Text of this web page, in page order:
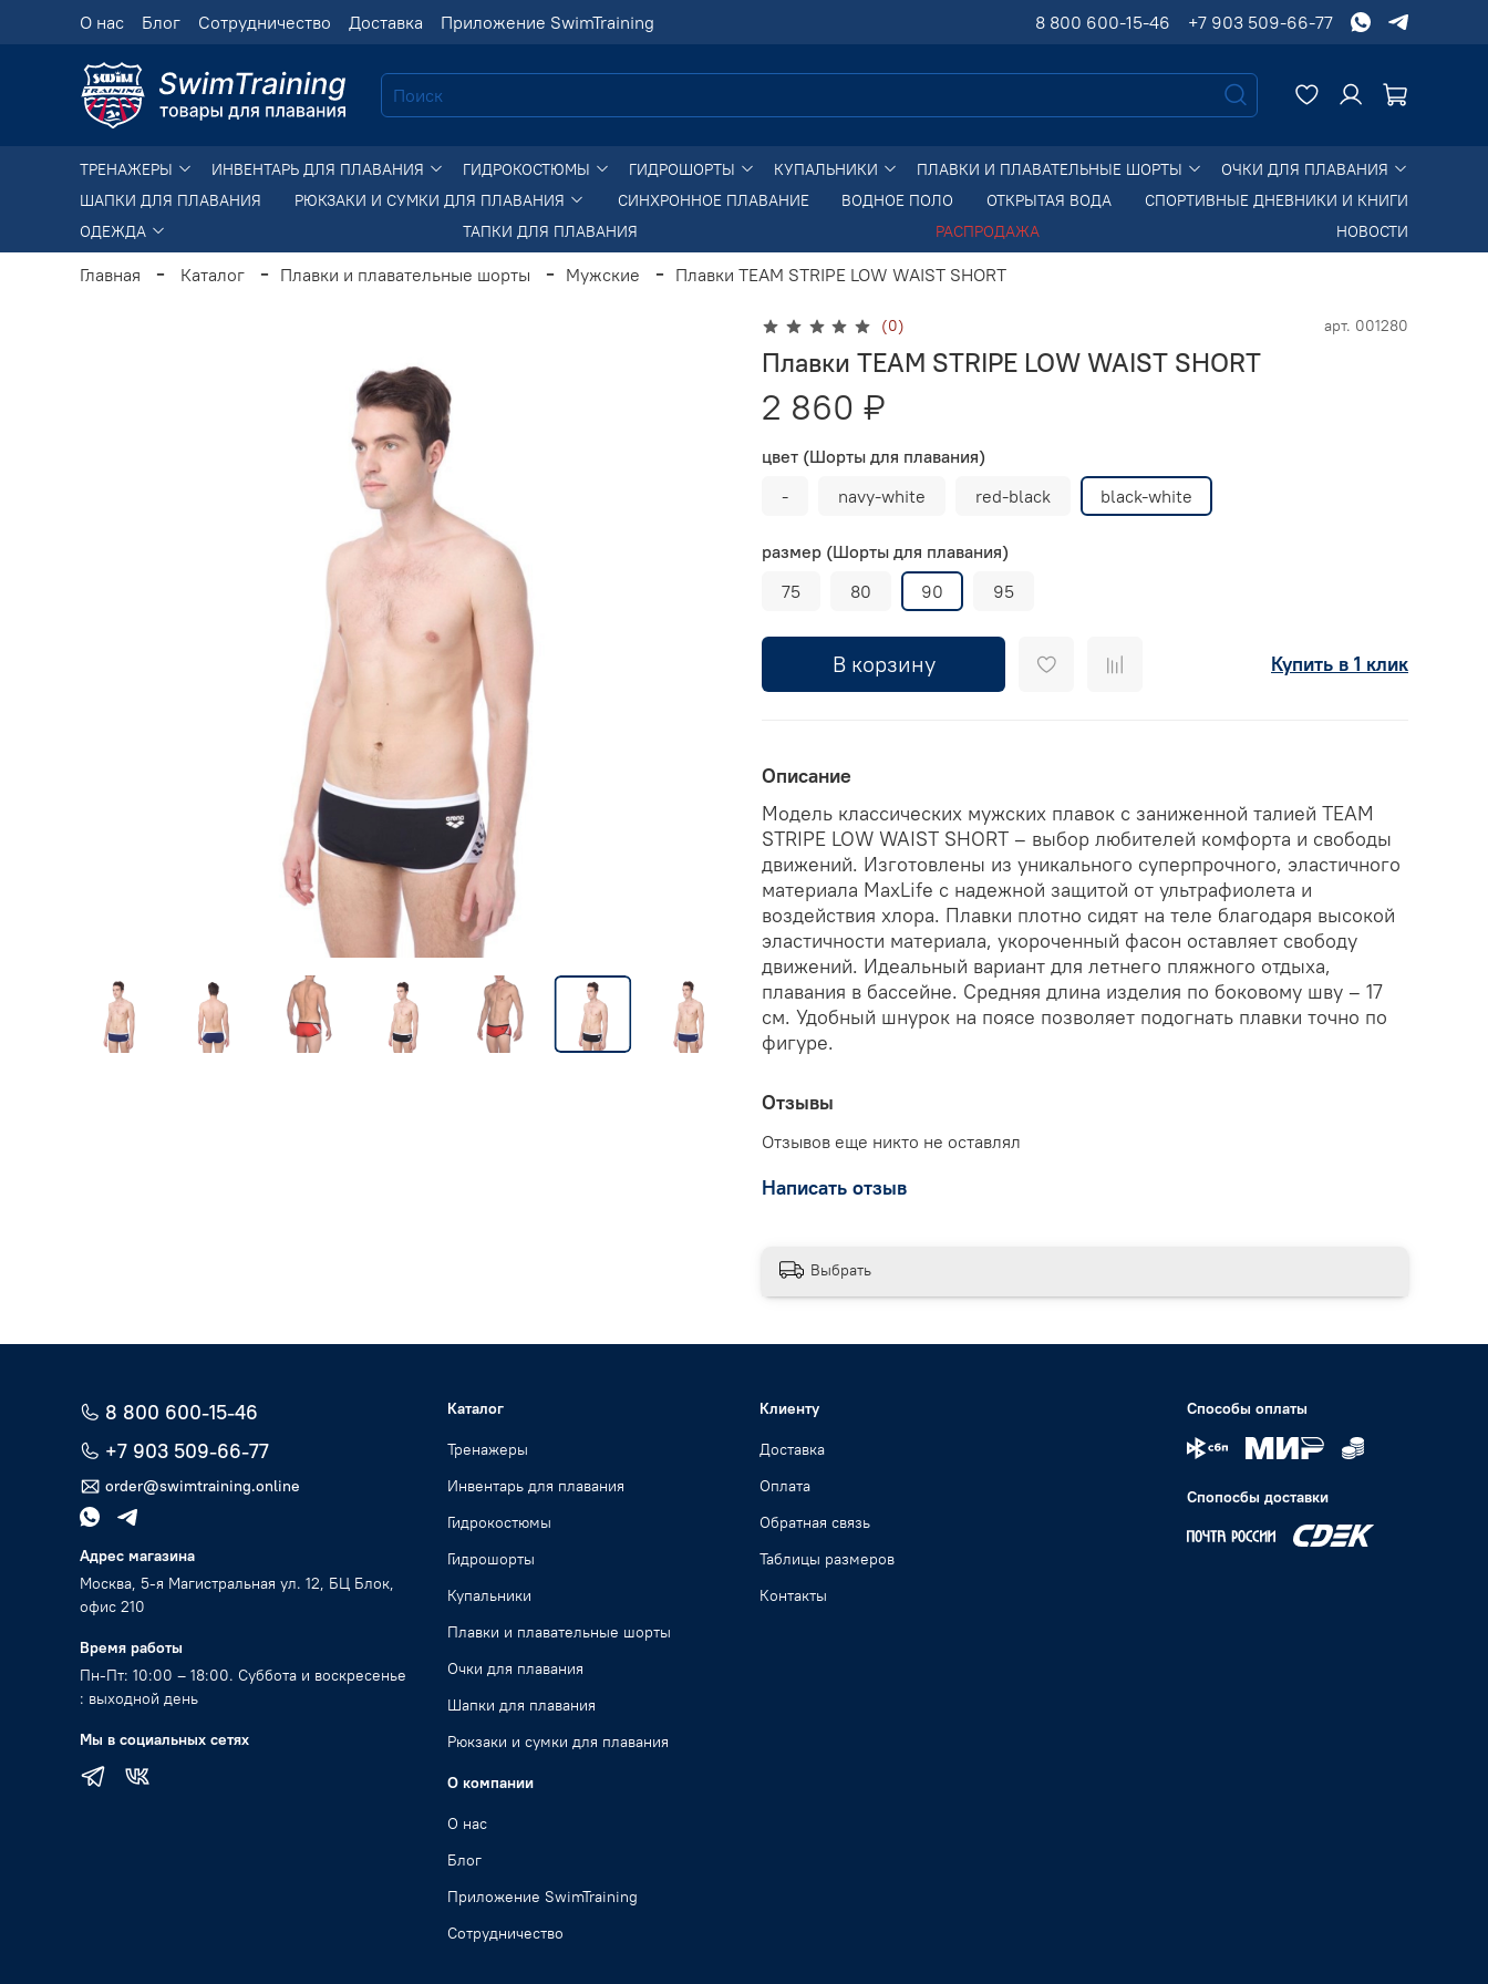
О нас Блог Сотрудничество Доставка Приложение SwimTraining 8 800 600-15-46 +7 903 509-66-77
ТРЕНАЖЕРЫ ИНВЕНТАРЬ ДЛЯ ПЛАВАНИЯ ГИДРОКОСТЮМЫ ГИДРОШОРТЫ КУПАЛЬНИКИ ПЛАВКИ И ПЛАВАТЕЛЬНЫЕ ШОРТЫ
ОЧКИ ДЛЯ ПЛАВАНИЯ
ШАПКИ ДЛЯ ПЛАВАНИЯ
РЮКЗАКИ И СУМКИ ДЛЯ ПЛАВАНИЯ СИНХРОННОЕ ПЛАВАНИЕ ВОДНОЕ ПОЛО ОТКРЫТАЯ ВОДА
СПОРТИВНЫЕ ДНЕВНИКИ И КНИГИ
ОДЕЖДА
ТАПКИ ДЛЯ ПЛАВАНИЯ РАСПРОДАЖА НОВОСТИ
Главная Каталог Плавки и плавательные шорты Мужские Плавки TEAM STRIPE LOW WAIST SHORT
(0) арт. 001280
Плавки TEAM STRIPE LOW WAIST SHORT
2 860 ₽
цвет (Шорты для плавания)
-
navy-white red-black black-white
размер (Шорты для плавания)
75
80 90 95
В корзину Купить в 1 клик
Описание
Модель классических мужских плавок с заниженной талией TEAM
STRIPE LOW WAIST SHORT – выбор любителей комфорта и свободы
движений. Изготовлены из уникального суперпрочного, эластичного
материала MaxLife с надежной защитой от ультрафиолета и
воздействия хлора. Плавки плотно сидят на теле благодаря высокой
эластичности материала, укороченный фасон оставляет свободу
движений. Идеальный вариант для летнего пляжного отдыха,
плавания в бассейне. Средняя длина изделия по боковому шву – 17
см. Удобный шнурок на поясе позволяет подогнать плавки точно по
фигуре.
Отзывы
Отзывов еще никто не оставлял
Написать отзыв
Выбрать
8 800 600-15-46
+7 903 509-66-77
order@swimtraining.online
Адрес магазина
Москва, 5-я Магистральная ул. 12, БЦ Блок,
офис 210
Время работы
Пн-Пт: 10:00 – 18:00. Суббота и воскресенье
: выходной день
Мы в социальных сетях
Каталог
Тренажеры
Инвентарь для плавания
Гидрокостюмы
Гидрошорты
Купальники
Плавки и плавательные шорты
Очки для плавания
Шапки для плавания
Рюкзаки и сумки для плавания
Клиенту
Доставка
Оплата
Обратная связь
Таблицы размеров
Контакты
О компании
О нас
Блог
Приложение SwimTraining
Сотрудничество
Способы оплаты
Спопосбы доставки